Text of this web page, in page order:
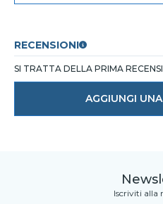
RECENSIONI
SI TRATTA DELLA PRIMA
AGGIUNGI
Iscriviti alla